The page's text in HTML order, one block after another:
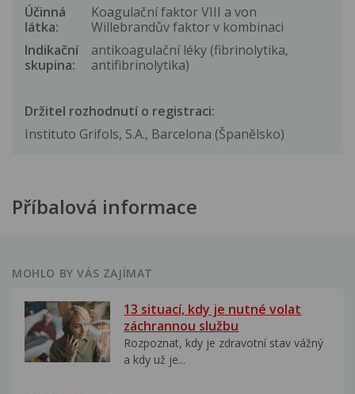
Účinná
látka:
Koagulační faktor VIII a von
Willebrandův faktor v kombinaci
Indikační
skupina:
antikoagulační léky (fibrinolytika,
antifibrinolytika)
Držitel rozhodnutí o registraci:
Instituto Grifols, S.A., Barcelona (Španělsko)
Příbalová informace
MOHLO BY VÁS ZAJÍMAT
13 situací, kdy je nutné volat
záchrannou službu
Rozpoznat, kdy je zdravotní stav vážný
a kdy už je...